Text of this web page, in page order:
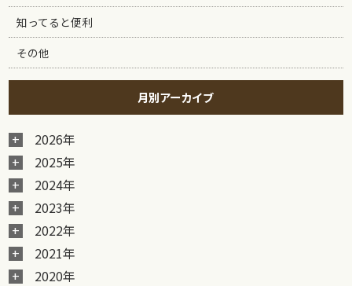
知ってると便利
その他
月別アーカイブ
2026年
2025年
2024年
2023年
2022年
2021年
2020年